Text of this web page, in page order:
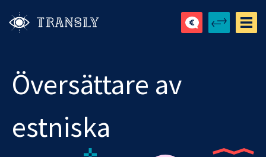
Översättare av
estniska